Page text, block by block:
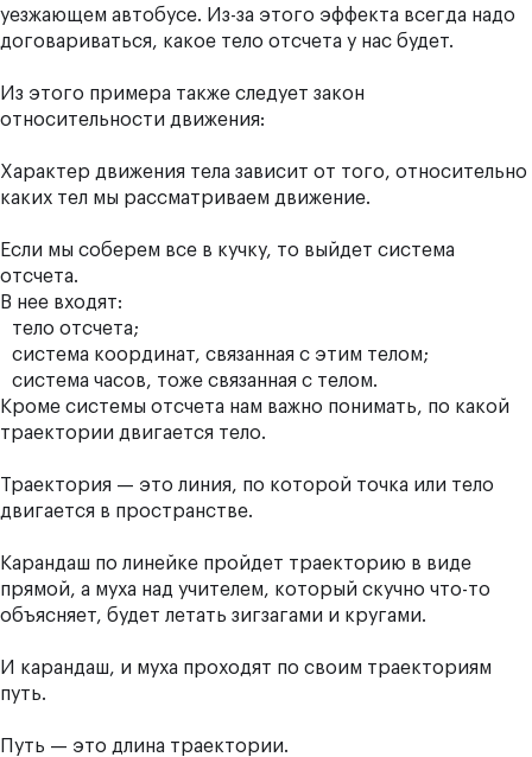
уезжающем автобусе. Из-за этого эффекта всегда надо
договариваться, какое тело отсчета у нас будет.
Из этого примера также следует закон
относительности движения:
Характер движения тела зависит от того, относительно
каких тел мы рассматриваем движение.
Если мы соберем все в кучку, то выйдет система
отсчета.
В нее входят:
тело отсчета;
система координат, связанная с этим телом;
система часов, тоже связанная с телом.
Кроме системы отсчета нам важно понимать, по какой
траектории двигается тело.
Траектория — это линия, по которой точка или тело
двигается в пространстве.
Карандаш по линейке пройдет траекторию в виде
прямой, а муха над учителем, который скучно что-то
объясняет, будет летать зигзагами и кругами.
И карандаш, и муха проходят по своим траекториям
путь.
Путь — это длина траектории.